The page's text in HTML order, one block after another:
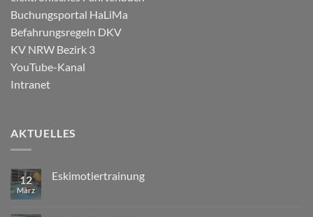
Buchungsportal HaLiMa
Befahrungsregeln DKV
KV NRW Bezirk 3
YouTube-Kanal
Intranet
AKTUELLES
12
März
Eskimotiertrainung